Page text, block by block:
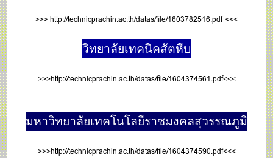
>>>http://technicprachin.ac.th/datas/file/1603782516.pdf<<<
วิทยาลัยเทคนิคสัตหีบ
>>>http://technicprachin.ac.th/datas/file/1604374561.pdf<<<
มหาวิทยาลัยเทคโนโลยีราชมงคลสุวรรณภูมิ
>>>http://technicprachin.ac.th/datas/file/1604374590.pdf<<<